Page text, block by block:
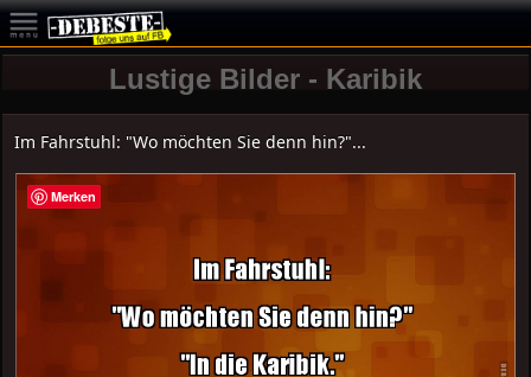
Lustige Bilder - Karibik
Im Fahrstuhl: "Wo möchten Sie denn hin?"...
Merken